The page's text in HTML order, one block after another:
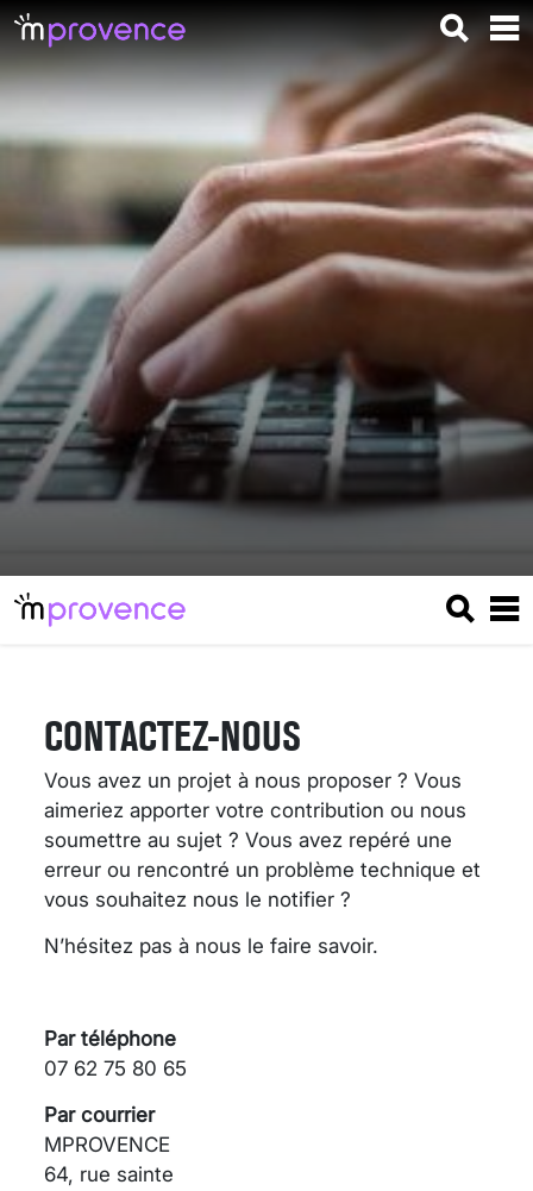
CONTACTEZ-NOUS
Vous avez un projet à nous proposer ? Vous
aimeriez apporter votre contribution ou nous
soumettre au sujet ? Vous avez repéré une
erreur ou rencontré un problème technique et
vous souhaitez nous le notifier ?
N’hésitez pas à nous le faire savoir.
Par téléphone
07 62 75 80 65
Par courrier
MPROVENCE
64, rue sainte